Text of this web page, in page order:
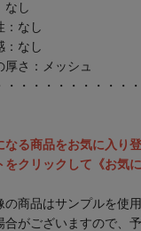
なし
：なし
：なし
厚さ：メッシュ
・・・・・・・・・・
なる商品をお気に入り
をクリックして《お気
商品はサンプルを使
合がございますので、